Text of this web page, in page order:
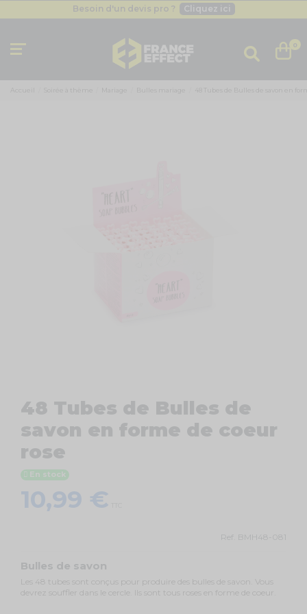
Besoin d'un devis pro ?
Cliquez ici
Besoin d'un devis pro ?
Cliquez ici
Livraison gratuite dès 49
0
Accueil Soirée à thème Mariage Bulles mariage 48 Tubes de Bulles de savon en
48 Tubes de Bulles de
savon en forme de coeur
rose
En stock
10,99 €
Ref. BMH48-081
Bulles de savon
Les 48 tubes sont conçus pour produire des bulles de savon. Vous
devrez souffler dans le cercle. Ils sont tous roses en forme de coeur.